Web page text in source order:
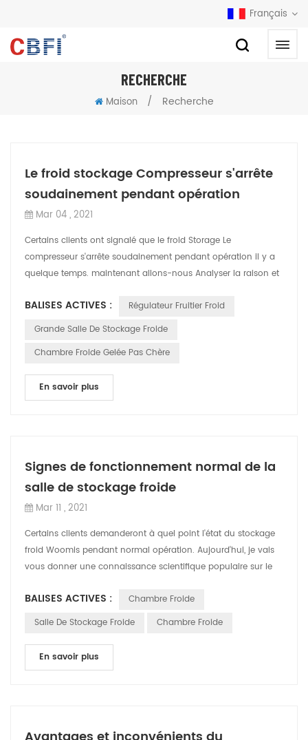
Français
RECHERCHE
Maison / Recherche
Le froid stockage Compresseur s'arrête
soudainement pendant opération
Mar 04 , 2021
Certains clients ont signalé que le froid Storage Le
compresseur s'arrête soudainement pendant opération il y a
quelque temps. maintenant allons-nous Analyser la raison et
BALISES ACTIVES :
Régulateur Fruitier Froid
Grande Salle De Stockage Froide
Chambre Froide Gelée Pas Chère
En savoir plus
Signes de fonctionnement normal de la
salle de stockage froide
Mar 11 , 2021
Certains clients demanderont à quel point l'état du stockage
froid Woomis pendant normal opération. Aujourd'hui, je vais
vous donner une connaissance scientifique populaire sur le
BALISES ACTIVES :
Chambre Froide
Salle De Stockage Froide
Chambre Froide
En savoir plus